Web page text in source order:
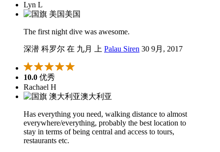
Lyn L
美国
The first night dive was awesome.
深潜 科罗尔 在 九月 上 Palau Siren 30 9月, 2017
10.0 优秀
Rachael H
澳大利亚
Has everything you need, walking distance to almost
everywhere/everything, probably the best location to
stay in terms of being central and access to tours,
restaurants etc.